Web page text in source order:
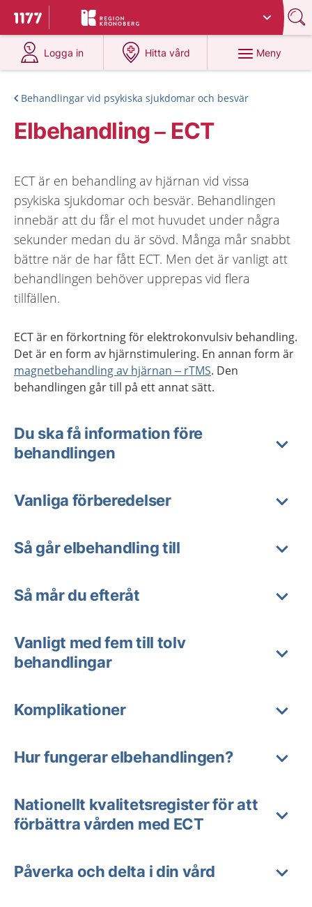
Till startsidan för 1177
Du har valt region
Logga in
på 1177.se
Hitta vård
på 1177.se
Meny
Behandlingar vid psykiska sjukdomar och besvär
Elbehandling – ECT
ECT är en behandling av hjärnan vid vissa
psykiska sjukdomar och besvär. Behandlingen
innebär att du får el mot huvudet under några
sekunder medan du är sövd. Många mår snabbt
bättre när de har fått ECT. Men det är vanligt att
behandlingen behöver upprepas vid flera
tillfällen.
ECT är en förkortning för elektrokonvulsiv behandling.
Det är en form av hjärnstimulering. En annan form är
magnetbehandling av hjärnan – rTMS. Den
behandlingen går till på ett annat sätt.
Du ska få information före
behandlingen
Vanliga förberedelser
Så går elbehandling till
Så mår du efteråt
Vanligt med fem till tolv
behandlingar
Komplikationer
Hur fungerar elbehandlingen?
Nationellt kvalitetsregister för att
förbättra vården med ECT
Påverka och delta i din vård